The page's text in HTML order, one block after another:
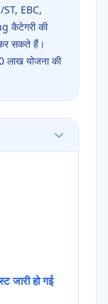
ST, EBC,
कैटेगरी की
सकते हैं।
लाख योजना की
जारी हो गई